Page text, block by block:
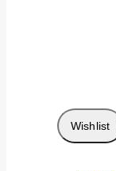
Wishlist